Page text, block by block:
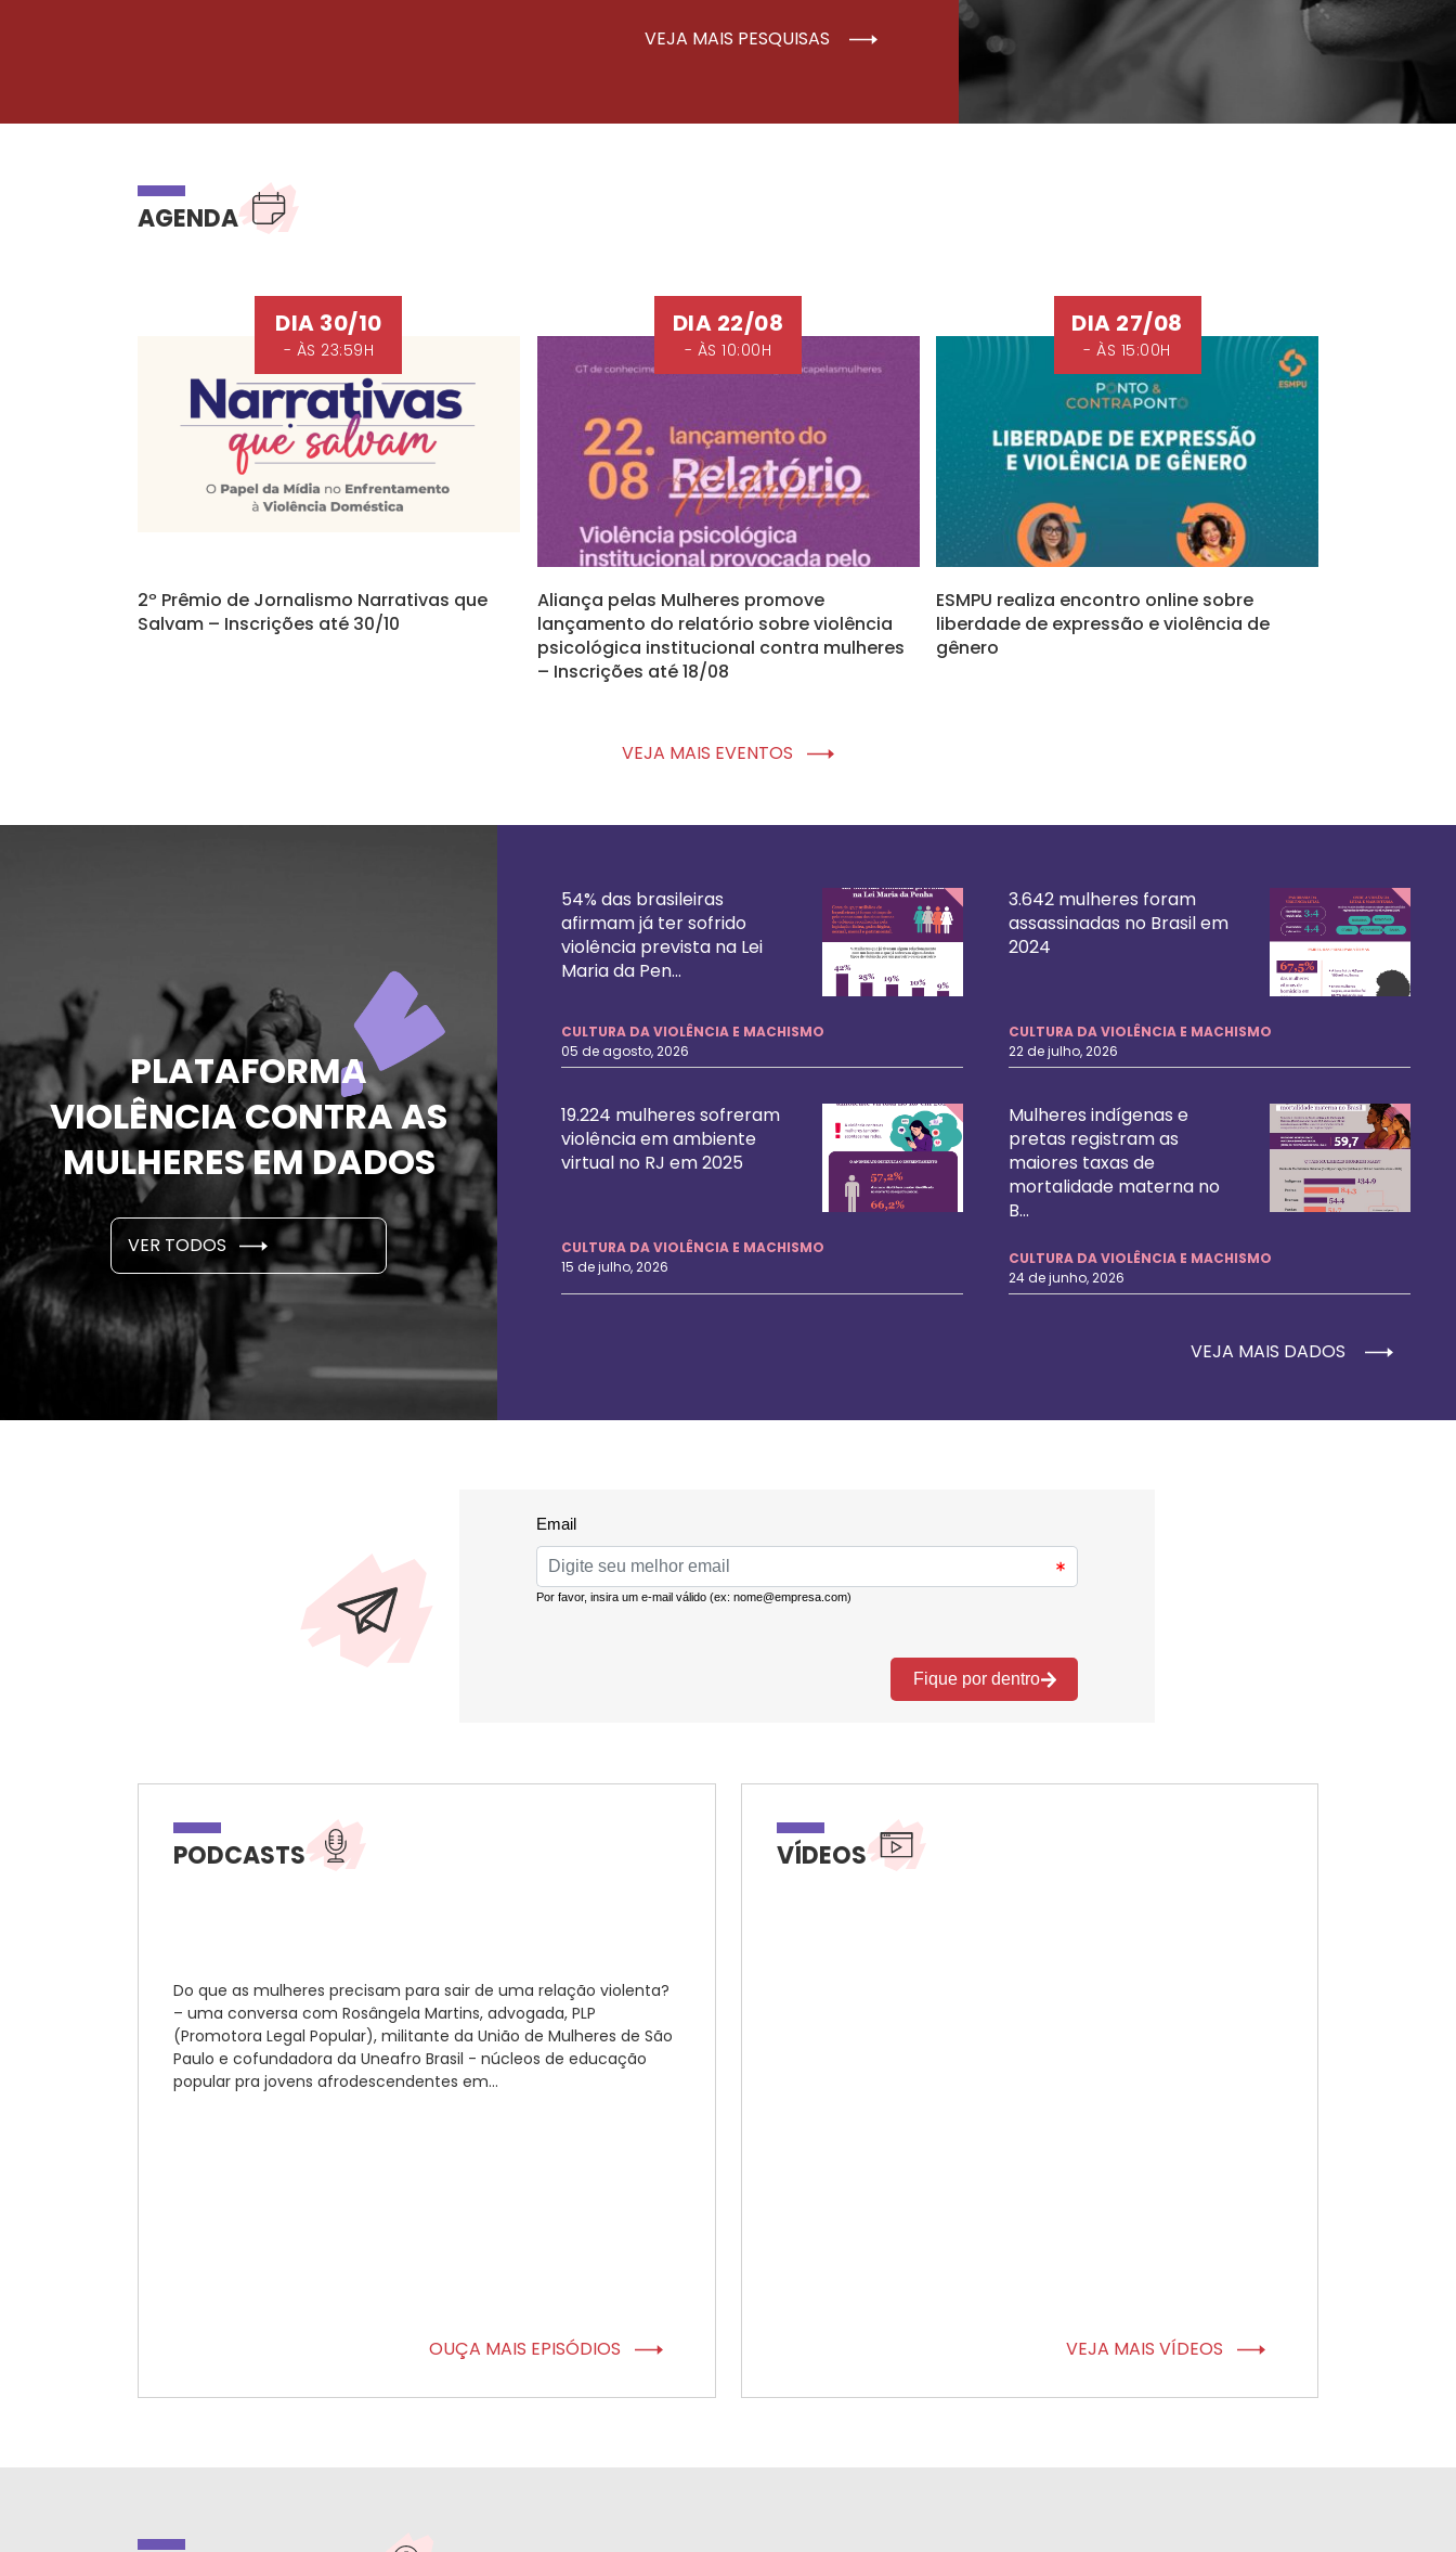
VEJA MAIS PESQUISAS
AGENDA
DIA 30/10
- ÀS 23:59H
2º Prêmio de Jornalismo Narrativas que
Salvam – Inscrições até 30/10
DIA 22/08
- ÀS 10:00H
Aliança pelas Mulheres promove
lançamento do relatório sobre violência
psicológica institucional contra mulheres
– Inscrições até 18/08
DIA 27/08
- ÀS 15:00H
ESMPU realiza encontro online sobre
liberdade de expressão e violência de
gênero
VEJA MAIS EVENTOS
PLATAFORMA
VIOLÊNCIA CONTRA AS
MULHERES EM DADOS
VER TODOS
54% das brasileiras
afirmam já ter sofrido
violência prevista na Lei
Maria da Pen...
CULTURA DA VIOLÊNCIA E MACHISMO
05 de agosto, 2026
3.642 mulheres foram
assassinadas no Brasil em
2024
CULTURA DA VIOLÊNCIA E MACHISMO
22 de julho, 2026
19.224 mulheres sofreram
violência em ambiente
virtual no RJ em 2025
CULTURA DA VIOLÊNCIA E MACHISMO
15 de julho, 2026
Mulheres indígenas e
pretas registram as
maiores taxas de
mortalidade materna no
B...
CULTURA DA VIOLÊNCIA E MACHISMO
24 de junho, 2026
VEJA MAIS DADOS
PODCASTS
Do que as mulheres precisam para sair de uma relação violenta?
– uma conversa com Rosângela Martins, advogada, PLP
(Promotora Legal Popular), militante da União de Mulheres de São
Paulo e cofundadora da Uneafro Brasil - núcleos de educação
popular pra jovens afrodescendentes em...
OUÇA MAIS EPISÓDIOS
VÍDEOS
VEJA MAIS VÍDEOS